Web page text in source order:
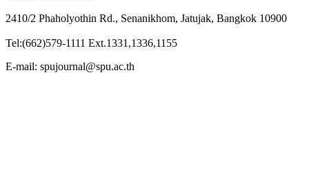
2410/2 Phaholyothin Rd., Senanikhom, Jatujak, Bangkok 10900
Tel:(662)579-1111 Ext.1331,1336,1155
E-mail: spujournal@spu.ac.th